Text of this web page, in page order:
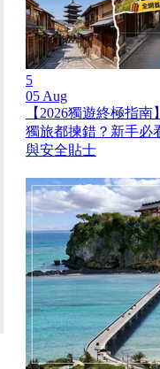
5
05 Aug
【2026獨遊終極指
獨旅都揀錯？新手必
與安全貼士